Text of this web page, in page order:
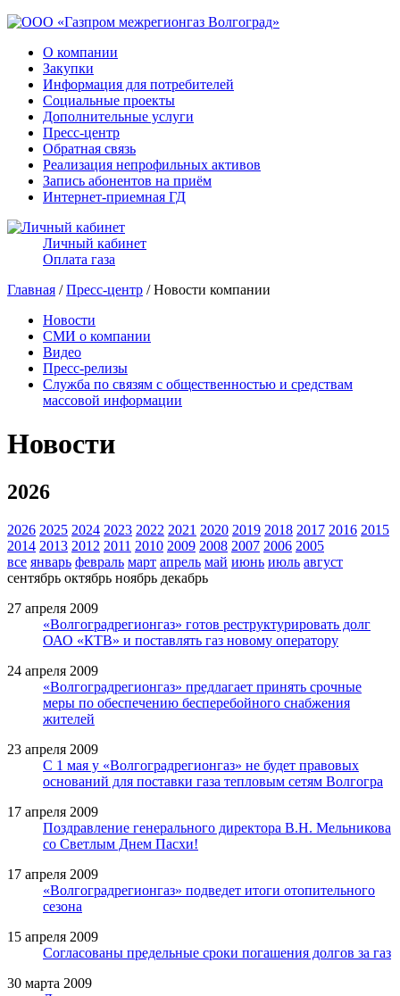
О компании
Закупки
Информация для потребителей
Социальные проекты
Дополнительные услуги
Пресс-центр
Обратная связь
Реализация непрофильных активов
Запись абонентов на приём
Интернет-приемная ГД
Личный кабинет
Оплата газа
Главная /Пресс-центр / Новости компании
Новости
СМИ о компании
Видео
Пресс-релизы
Служба по связям с общественностью и средствам
массовой информации
Новости
2026
2026 2025 2024 2023 2022 2021 2020 2019 2018 2017 2016 2015
2014 2013 2012 2011 2010 2009 2008 2007 2006 2005
все январь февраль март апрель май июнь июль август
сентябрь октябрь ноябрь декабрь
27 апреля 2009
«Волгоградрегионгаз» готов реструктурировать долг
ОАО «КТВ» и поставлять газ новому оператору
24 апреля 2009
«Волгоградрегионгаз» предлагает принять срочные
меры по обеспечению бесперебойного снабжения
жителей
23 апреля 2009
С 1 мая у «Волгоградрегионгаз» не будет правовых
оснований для поставки газа тепловым сетям Волгогра
17 апреля 2009
Поздравление генерального директора В.Н. Мельникова
со Светлым Днем Пасхи!
17 апреля 2009
«Волгоградрегионгаз» подведет итоги отопительного
сезона
15 апреля 2009
Согласованы предельные сроки погашения долгов за газ
30 марта 2009